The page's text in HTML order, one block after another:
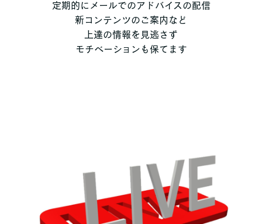
定期的にメールでのアドバイスの配信
新コンテンツのご案内など
上達の情報を見逃さず
モチベーションも保てます